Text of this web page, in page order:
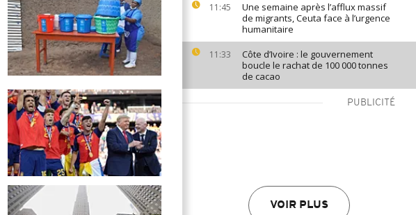
11:45
Une semaine après l’afflux massif
de migrants, Ceuta face à l’urgence
humanitaire
11:33
Côte d’Ivoire : le gouvernement
boucle le rachat de 100 000 tonnes
de cacao
PUBLICITÉ
VOIR PLUS